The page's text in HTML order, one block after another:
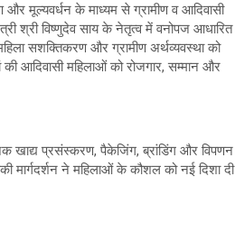
मूल्यवर्धन के माध्यम से ग्रामीण व आदिवासी
श्री विष्णुदेव साय के नेतृत्व में वनोपज आधारित
सशक्तिकरण और ग्रामीण अर्थव्यवस्था को
आदिवासी महिलाओं को रोजगार, सम्मान और
खाद्य प्रसंस्करण, पैकेजिंग, ब्रांडिंग और विपणन
मार्गदर्शन ने महिलाओं के कौशल को नई दिशा दी